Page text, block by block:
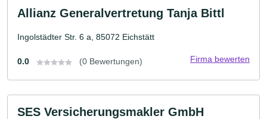
Allianz Generalvertretung Tanja Bittl
Ingolstädter Str. 6 a, 85072 Eichstätt
0.0 (0 Bewertungen) Firma bewerten
SES Versicherungsmakler GmbH